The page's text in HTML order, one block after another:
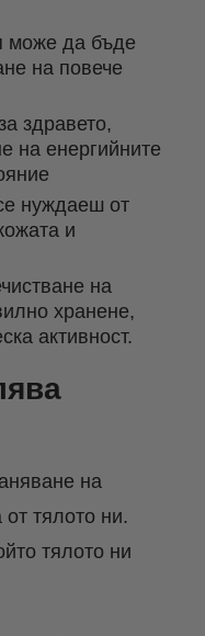
може да бъде
на повече
здравето,
на енергийните
нуждаеш от
и
на
хранене,
активност.
на
тялото ни.
тялото ни